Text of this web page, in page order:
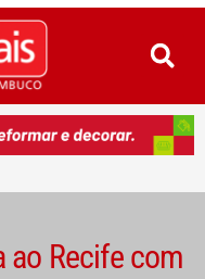
ao Recife com